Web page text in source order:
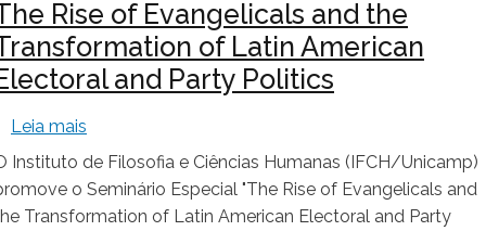
Rise of Evangelicals and the
of Latin American
and Party Politics
Leia mais
Instituto de Filosofia e Ciências Humanas (IFCH/Unicamp)
o Seminário Especial "The Rise of Evangelicals and
Transformation of Latin American Electoral and Party